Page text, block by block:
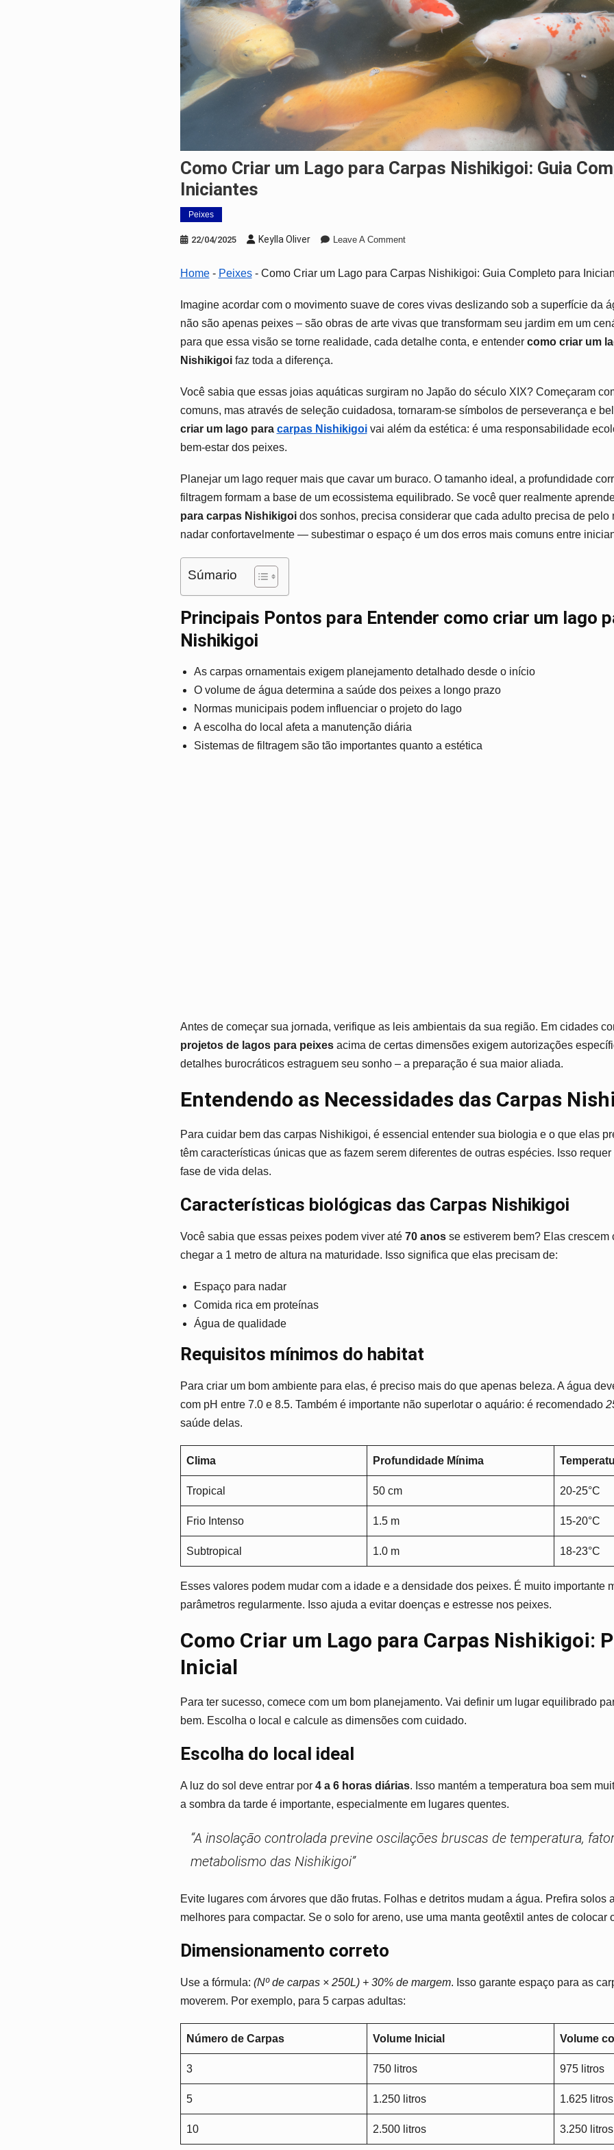
Como Criar um Lago para Carpas Nishikigoi: Guia Completo para
Iniciantes
Peixes
22/04/2025 Keylla Oliver Leave A CommentOn
Carpas
Nishikigoi:
Para
Home- Peixes- Como Criar um Lago para Carpas Nishikigoi: Guia Completo para
Imagine acordar com o movimento suave de cores vivas deslizando sob a superfície da
não são apenas peixes – são obras de arte vivas que transformam seu jardim em um
para que essa visão se torne realidade, cada detalhe conta, e entender como criar um
Nishikigoifaz toda a diferença.
Você sabia que essas joias aquáticas surgiram no Japão do século XIX? Começaram
comuns, mas através de seleção cuidadosa, tornaram-se símbolos de perseverança e
criar um lago para carpas Nishikigoivai além da estética: é uma responsabilidade
bem-estar dos peixes.
Planejar um lago requer mais que cavar um buraco. O tamanho ideal, a profundidade
filtragem formam a base de um ecossistema equilibrado. Se você quer realmente
para carpas Nishikigoidos sonhos, precisa considerar que cada adulto precisa de pelo
nadar confortavelmente — subestimar o espaço é um dos erros mais comuns entre
Súmario
Principais Pontos para Entender como criar um lago
Nishikigoi
As carpas ornamentais exigem planejamento detalhado desde o início
O volume de água determina a saúde dos peixes a longo prazo
Normas municipais podem influenciar o projeto do lago
A escolha do local afeta a manutenção diária
Sistemas de filtragem são tão importantes quanto a estética
Antes de começar sua jornada, verifique as leis ambientais da sua região. Em cidades
projetos de lagos para peixesacima de certas dimensões exigem autorizações
detalhes burocráticos estraguem seu sonho – a preparação é sua maior aliada.
Entendendo as Necessidades das Carpas
Para cuidar bem das carpas Nishikigoi, é essencial entender sua biologia e o que elas
têm características únicas que as fazem serem diferentes de outras espécies. Isso
fase de vida delas.
Características biológicas das Carpas Nishikigoi
Você sabia que essas peixes podem viver até 70 anosse estiverem bem? Elas crescem
chegar a 1 metro de altura na maturidade. Isso significa que elas precisam de:
Espaço para nadar
Comida rica em proteínas
Água de qualidade
Requisitos mínimos do habitat
Para criar um bom ambiente para elas, é preciso mais do que apenas beleza. A água
com pH entre 7.0 e 8.5. Também é importante não superlotar o aquário: é recomendado
saúde delas.
Clima Profundidade Mínima
Tropical 50 cm 20-25°C
Frio Intenso 1.5 m 15-20°C
Subtropical 1.0 m 18-23°C
Esses valores podem mudar com a idade e a densidade dos peixes. É muito importante
parâmetros regularmente. Isso ajuda a evitar doenças e estresse nos peixes.
Como Criar um Lago para Carpas Nishikigoi:
Inicial
Para ter sucesso, comece com um bom planejamento. Vai definir um lugar equilibrado
bem. Escolha o local e calcule as dimensões com cuidado.
Escolha do local ideal
A luz do sol deve entrar por 4 a 6 horas diárias. Isso mantém a temperatura boa sem
a sombra da tarde é importante, especialmente em lugares quentes.
“A insolação controlada previne oscilações bruscas de temperatura,
metabolismo das Nishikigoi”
Evite lugares com árvores que dão frutas. Folhas e detritos mudam a água. Prefira solos
melhores para compactar. Se o solo for areno, use uma manta geotêxtil antes de colocar
Dimensionamento correto
Use a fórmula: (Nº de carpas × 250L) + 30% de margem. Isso garante espaço para as
moverem. Por exemplo, para 5 carpas adultas:
Número de Carpas Volume Inicial Volume
3 750 litros 975 litros
5 1.250 litros 1.625 litros
10 2.500 litros 3.250 litros